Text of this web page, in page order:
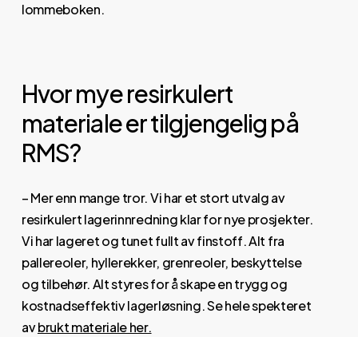
lommeboken.
Hvor mye resirkulert
materiale er tilgjengelig på
RMS?
– Mer enn mange tror. Vi har et stort utvalg av
resirkulert lagerinnredning klar for nye prosjekter.
Vi har lageret og tunet fullt av finstoff. Alt fra
pallereoler, hyllerekker, grenreoler, beskyttelse
og tilbehør. Alt styres for å skape en trygg og
kostnadseffektiv lagerløsning. Se hele spekteret
avbrukt materiale her.